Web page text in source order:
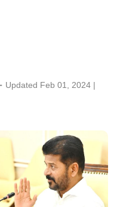
Updated Feb 01, 2024 |